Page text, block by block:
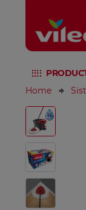
Home